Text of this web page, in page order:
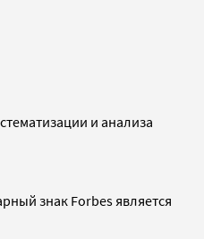
и анализа
знак Forbes является